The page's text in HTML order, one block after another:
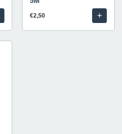
€2,50 +